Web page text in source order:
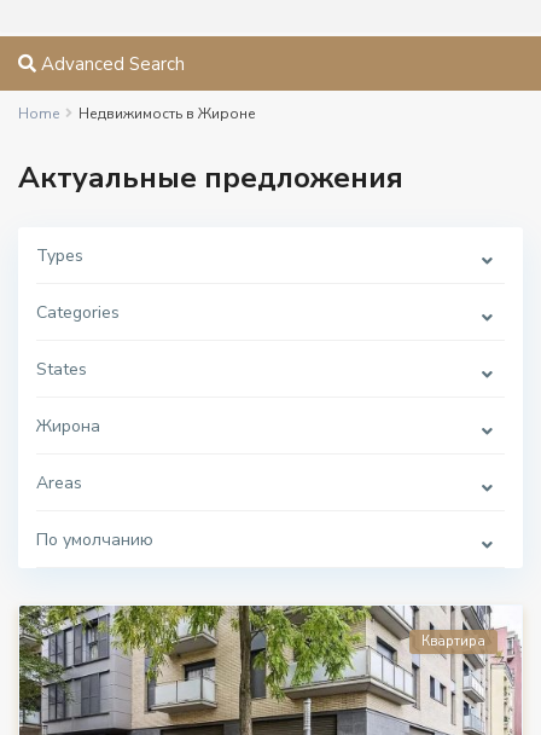
Advanced Search
Home Недвижимость в Жироне
Актуальные предложения
Types
Categories
States
Жирона
Areas
По умолчанию
Квартира